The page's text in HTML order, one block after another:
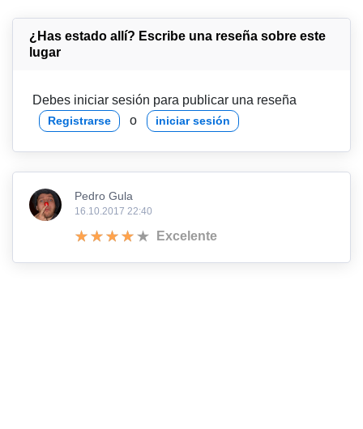
¿Has estado allí? Escribe una reseña sobre este
lugar
Debes iniciar sesión para publicar una reseña
Registrarse o iniciar sesión
Pedro Gula
16.10.2017 22:40
Excelente